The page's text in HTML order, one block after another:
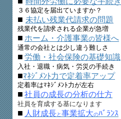
３６協定を届出ていますか？
■ 未払い残業代請求の問題
残業代を請求される企業が急増
■ ホーム・介護事業の皆様へ
通常の会社とは少し違う難しさ
■ 労働・社会保険の基礎知識
入社・退職・病気・労災の手続き
■ﾏﾈｼﾞﾒﾝﾄ力で定着率アップ
定着率はﾏﾈｼﾞﾒﾝﾄ力が左右
■ 社員の成長の分析の仕方
社員を育成する基になります
■ 人財成長と事業拡大のﾊﾞﾗﾝｽ